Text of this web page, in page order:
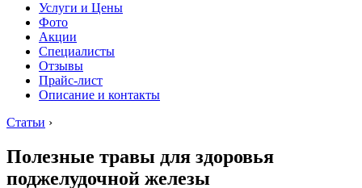
Услуги и Цены
Фото
Акции
Специалисты
Отзывы
Прайс-лист
Описание и контакты
Статьи ›
Полезные травы для здоровья
поджелудочной железы